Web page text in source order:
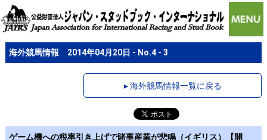
海外競馬情報 2014年04月20日 - No.4 - 3
▸ 海外競馬情報一覧に戻る
ゲーム機への税率引き上げで賭事産業が悲鳴（イギリス）【開